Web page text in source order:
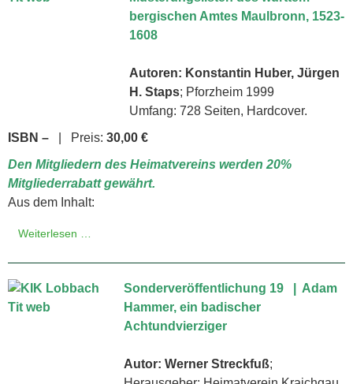
bergischen Amtes Maulbronn, 1523-
1608
Autoren: Konstantin Huber, Jürgen
H. Staps; Pforzheim 1999
Umfang: 728 Seiten, Hardcover.
ISBN – | Preis: 30,00 €
Den Mitgliedern des Heimatvereins werden 20%
Mitgliederrabatt gewährt.
Aus dem Inhalt:
Weiterlesen …
Sonderveröffentlichung 19 | Adam
Hammer, ein badischer
Achtundvierziger
Autor: Werner Streckfuß;